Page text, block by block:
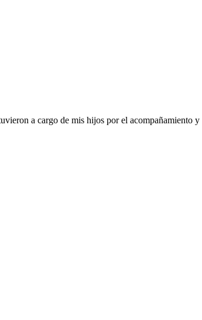
a cargo de mis hijos por el acompañamiento